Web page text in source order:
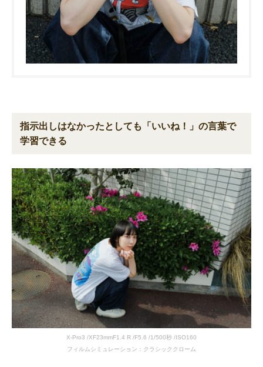
指示出しはなかったとしても「いいね！」の言葉で
学習できる
X-Pro3 /XF23mmF1.4 R /F5.6 /1/500秒 /ISO160
フィルムシミュレーション：クラシッククローム